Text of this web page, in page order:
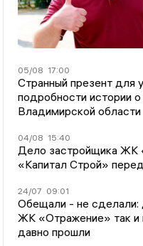
05/08 17:00
Странный презент для
подробности истории
Владимирской области
04/08 15:40
Дело застройщика
«Капитал Строй»
24/07 09:01
Обещали - не сделали:
ЖК «Отражение» так и
давно прошли